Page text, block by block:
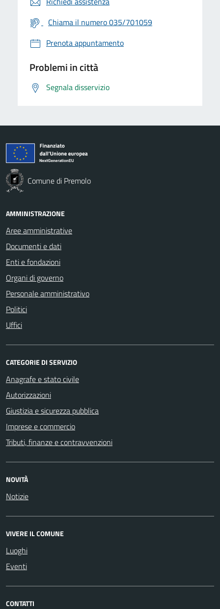
Chiama il numero 035/701059
Prenota appuntamento
Problemi in città
Segnala disservizio
Comune di Premolo
AMMINISTRAZIONE
Aree amministrative
Documenti e dati
Enti e fondazioni
Organi di governo
Personale amministrativo
Politici
Uffici
CATEGORIE DI SERVIZIO
Anagrafe e stato civile
Autorizzazioni
Giustizia e sicurezza pubblica
Imprese e commercio
Tributi, finanze e contravvenzioni
NOVITÀ
Notizie
VIVERE IL COMUNE
Luoghi
Eventi
CONTATTI